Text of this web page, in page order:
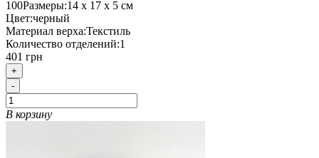
100Размеры:14 х 17 х 5 см
Цвет:черный
Материал верха:Текстиль
Количество отделений:1
401 грн
+
-
В корзину